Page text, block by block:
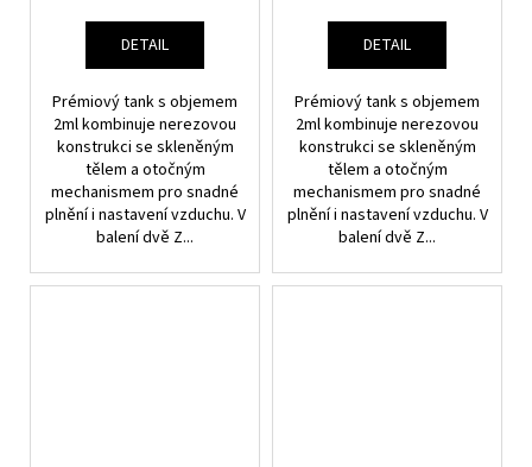
DETAIL
Prémiový tank s objemem
2ml kombinuje nerezovou
konstrukci se skleněným
tělem a otočným
mechanismem pro snadné
plnění i nastavení vzduchu. V
balení dvě Z...
DETAIL
Prémiový tank s objemem
2ml kombinuje nerezovou
konstrukci se skleněným
tělem a otočným
mechanismem pro snadné
plnění i nastavení vzduchu. V
balení dvě Z...